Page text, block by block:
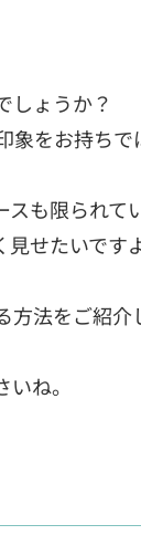
しょうか？
象をお持ちで
スも限られて
見せたいです
方法をご紹介
ね。